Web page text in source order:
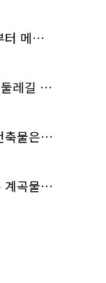
주황색 리본 따라 한강부터 메타세쿼이아 숲길까지…서울둘레길 15코스
이것이 천연 냉방! '서울둘레길 9코스'로 숲속 피서 떠나볼까
나의 마음을 사로잡은 건축물은? '서울시 건축상' 수상작 공개!
한여름에도 얼음장 같은 계곡물! 서울 '진관사 계곡'이 천국이네~